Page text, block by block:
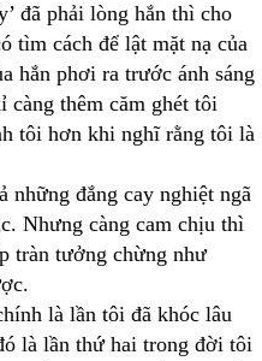
đã phải lòng hắn thì cho
tìm cách để lật mặt nạ của
hắn phơi ra trước ánh sáng
càng thêm căm ghét tôi
tôi hơn khi nghĩ rằng tôi là
những đắng cay nghiệt ngã
Nhưng càng cam chịu thì
tràn tưởng chừng như
là lần tôi đã khóc lâu
là lần thứ hai trong đời tôi